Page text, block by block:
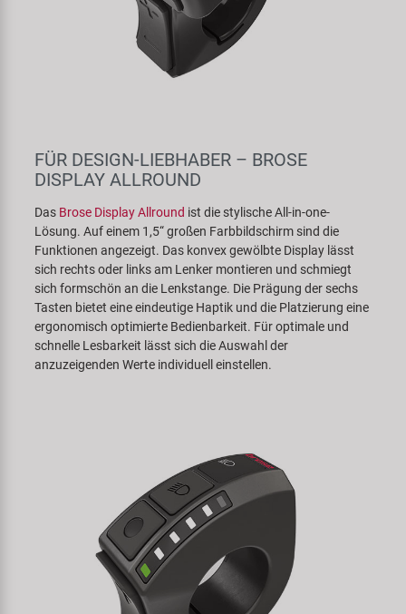
FÜR DESIGN-LIEBHABER – BROSE
DISPLAY ALLROUND
Das Brose Display Allround ist die stylische All-in-one-
Lösung. Auf einem 1,5“ großen Farbbildschirm sind die
Funktionen angezeigt. Das konvex gewölbte Display lässt
sich rechts oder links am Lenker montieren und schmiegt
sich formschön an die Lenkstange. Die Prägung der sechs
Tasten bietet eine eindeutige Haptik und die Platzierung eine
ergonomisch optimierte Bedienbarkeit. Für optimale und
schnelle Lesbarkeit lässt sich die Auswahl der
anzuzeigenden Werte individuell einstellen.